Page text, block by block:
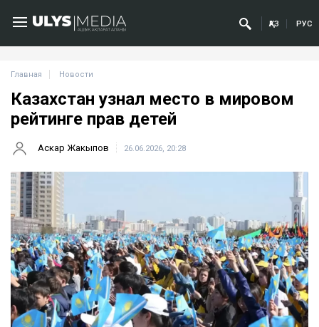
ҚАЗ РУС
Главная Новости
Казахстан узнал место в мировом
рейтинге прав детей
Аскар Жакыпов 26.06.2026, 20:28